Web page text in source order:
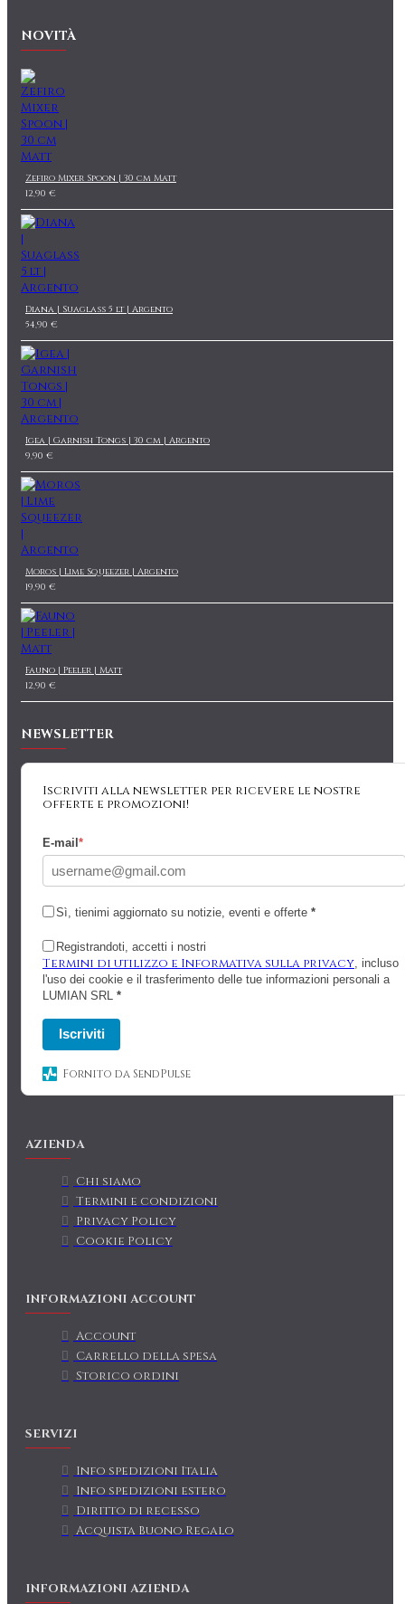
NOVITÀ
Zefiro Mixer Spoon | 30 cm Matt
12,90 €
Diana | Suaglass 5 lt | Argento
54,90 €
Igea | Garnish Tongs | 30 cm | Argento
9,90 €
Moros | Lime Squeezer | Argento
19,90 €
Fauno | Peeler | Matt
12,90 €
NEWSLETTER
Iscriviti alla newsletter per ricevere le nostre
offerte e promozioni!
E-mail *
Sì, tienimi aggiornato su notizie, eventi e offerte *
Registrandoti, accetti i nostri
Termini di utilizzo e Informativa sulla privacy, incluso
l'uso dei cookie e il trasferimento delle tue informazioni personali a
LUMIAN SRL *
Iscriviti
Fornito da SendPulse
AZIENDA
Chi siamo
Termini e condizioni
Privacy Policy
Cookie Policy
INFORMAZIONI ACCOUNT
Account
Carrello della spesa
Storico ordini
SERVIZI
Info spedizioni Italia
Info spedizioni estero
Diritto di recesso
Acquista Buono Regalo
INFORMAZIONI AZIENDA